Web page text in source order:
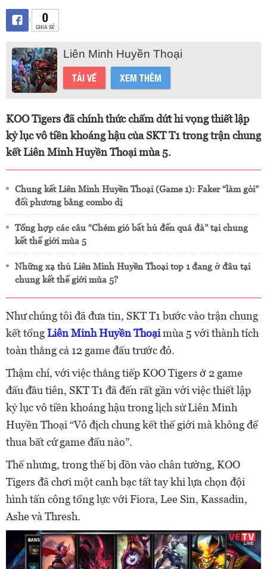
0
CHIA SẺ
Liên Minh Huyền Thoại
TẢI VỀ XEM THÊM
KOO Tigers đã chính thức chấm dứt hi vọng thiết lập
kỷ lục vô tiền khoáng hậu của SKT T1 trong trận chung
kết Liên Minh Huyền Thoại mùa 5.
Chung kết Liên Minh Huyền Thoại (Game 1): Faker “làm gỏi”
đối phương bằng combo dị
Tổng hợp các câu “Chém gió bất hủ đến quá đà” tại chung
kết thế giới mùa 5
Những xạ thủ Liên Minh Huyền Thoại top 1 đang ở đâu tại
chung kết thế giới mùa 5?
Như chúng tôi đã đưa tin, SKT T1 bước vào trận chung
kết tổngLiên Minh Huyền Thoạimùa 5 với thành tích
toàn thắng cả 12 game đấu trước đó.
Thậm chí, với việc thắng tiếp KOO Tigers ở 2 game
đấu đầu tiên, SKT T1 đã đến rất gần với việc thiết lập
kỷ lục vô tiền khoáng hậu trong lịch sử Liên Minh
Huyền Thoại “Vô địch chung kết thế giới mà không để
thua bất cứ game đấu nào”.
Thế nhưng, trong thế bị dồn vào chân tường, KOO
Tigers đã chơi một canh bạc tất tay khi lựa chọn đội
hình tấn công tổng lực với Fiora, Lee Sin, Kassadin,
Ashe và Thresh.